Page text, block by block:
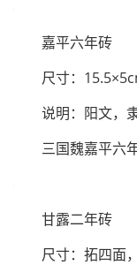
嘉平元年砖
尺寸：19×5cm
说明：阳文，
三国魏嘉平元
嘉平六年砖
尺寸：